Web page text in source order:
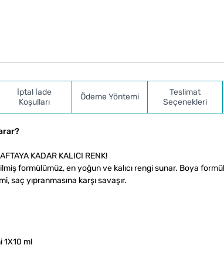
İptal İade
Koşulları
Ödeme Yöntemi
Teslimat
Seçenekleri
KADAR KALICI RENK!
formülümüz, en yoğun ve kalıcı rengi sunar. Boya
saç yıpranmasına karşı savaşır.
1X10 ml